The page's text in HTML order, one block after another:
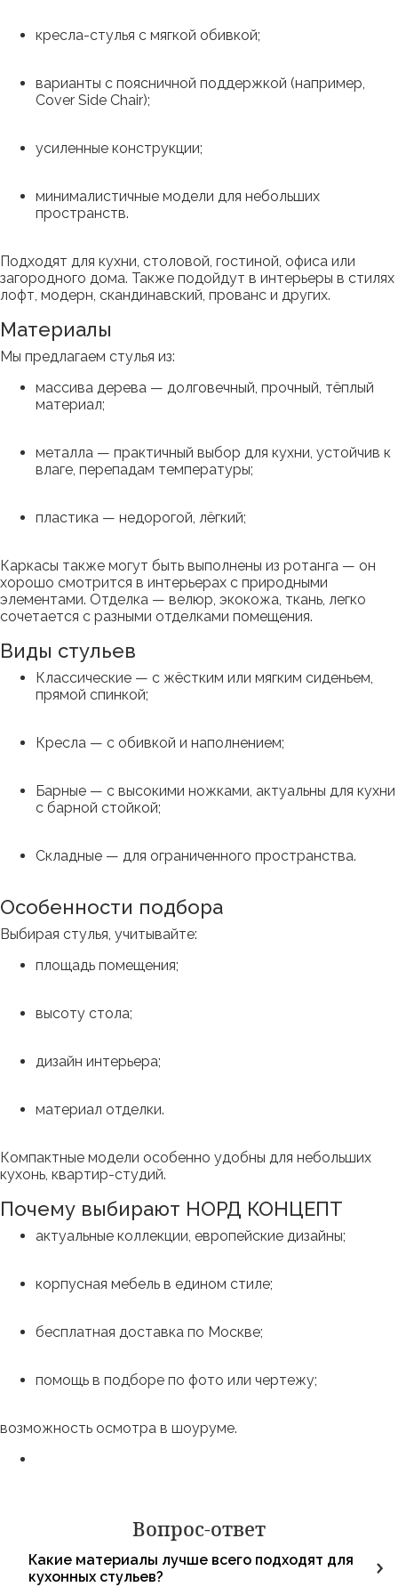
кресла-стулья с мягкой обивкой;
варианты с поясничной поддержкой (например,
Cover Side Chair);
усиленные конструкции;
минималистичные модели для небольших
пространств.
Подходят для кухни, столовой, гостиной, офиса или
загородного дома. Также подойдут в интерьеры в стилях
лофт, модерн, скандинавский, прованс и других.
Материалы
Мы предлагаем стулья из:
массива дерева — долговечный, прочный, тёплый
материал;
металла — практичный выбор для кухни, устойчив к
влаге, перепадам температуры;
пластика — недорогой, лёгкий;
Каркасы также могут быть выполнены из ротанга — он
хорошо смотрится в интерьерах с природными
элементами. Отделка — велюр, экокожа, ткань, легко
сочетается с разными отделками помещения.
Виды стульев
Классические — с жёстким или мягким сиденьем,
прямой спинкой;
Кресла — с обивкой и наполнением;
Барные — с высокими ножками, актуальны для кухни
с барной стойкой;
Складные — для ограниченного пространства.
Особенности подбора
Выбирая стулья, учитывайте:
площадь помещения;
высоту стола;
дизайн интерьера;
материал отделки.
Компактные модели особенно удобны для небольших
кухонь, квартир-студий.
Почему выбирают НОРД КОНЦЕПТ
актуальные коллекции, европейские дизайны;
корпусная мебель в едином стиле;
бесплатная доставка по Москве;
помощь в подборе по фото или чертежу;
возможность осмотра в шоуруме.
Вопрос-ответ
Какие материалы лучше всего подходят для
кухонных стульев?